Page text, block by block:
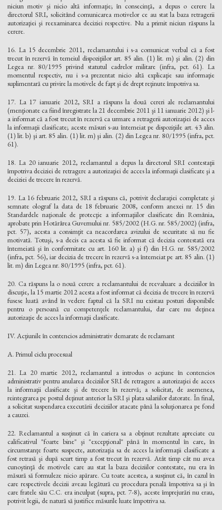
niciun motiv şi nicio altă informaţie; în consecinţă, a depus o cerere la
directorul SRI, solicitând comunicarea motivelor ce au stat la baza retragerii
autorizaţiei şi reexaminarea deciziei respective. Nu a primit niciun răspuns la
cerere.
16. La 15 decembrie 2011, reclamantului i s-a comunicat verbal că a fost
trecut în rezervă în temeiul dispoziţiilor art. 85 alin. (1) lit. m) şi alin. (2) din
Legea nr. 80/1995 privind statutul cadrelor militare (infra, pct. 61). La
momentul respectiv, nu i s-a prezentat nicio altă explicaţie sau informaţie
suplimentară cu privire la motivele de fapt şi de drept reţinute împotriva sa.
17. La 17 ianuarie 2012, SRI a răspuns la două cereri ale reclamantului
(menţionate ca fiind înregistrate la 21 decembrie 2011 şi 11 ianuarie 2012) şi l-
a informat că a fost trecut în rezervă ca urmare a retragerii autorizaţiei de acces
la informaţii clasificate; aceste măsuri s-au întemeiat pe dispoziţiile art. 43 alin.
(1) lit. b) şi art. 85 alin. (1) lit. m) şi alin. (2) din Legea nr. 80/1995 (infra, pct.
61).
18. La 20 ianuarie 2012, reclamantul a depus la directorul SRI contestaţii
împotriva deciziei de retragere a autorizaţiei de acces la informaţii clasificate şi a
deciziei de trecere în rezervă.
19. La 16 februarie 2012, SRI a răspuns că, potrivit declaraţiei completate şi
semnate olograf la data de 18 februarie 2008, conform anexei nr. 15 din
Standardele naţionale de protecţie a informaţiilor clasificate din România,
aprobate prin Hotărârea Guvernului nr. 585/2002 (H.G. nr. 585/2002) (infra,
pct. 57), acesta a consimţit ca neacordarea avizului de securitate să nu fie
motivată. Totuşi, s-a decis ca acesta să fie informat că decizia contestată era
întemeiată şi în conformitate cu art. 160 lit. a) şi f) din H.G. nr. 585/2002
(infra, pct. 56), iar decizia de trecere în rezervă s-a întemeiat pe art. 85 alin. (1)
lit. m) din Legea nr. 80/1995 (infra, pct. 61).
20. Ca răspuns la o nouă cerere a reclamantului de reevaluare a deciziilor în
discuţie, la 15 martie 2012 acesta a fost informat că decizia de trecere în rezervă
fusese luată având în vedere faptul că la SRI nu existau posturi disponibile
pentru o persoană cu competenţele reclamantului, dar care nu deţinea
autorizaţie de acces la informaţii clasificate.
IV. Acţiunile în contencios administrativ demarate de reclamant
A. Primul ciclu procesual
21. La 20 martie 2012, reclamantul a introdus o acţiune în contencios
administrativ pentru anularea deciziilor SRI de retragere a autorizaţiei de acces
la informaţii clasificate şi de trecere în rezervă; a solicitat, de asemenea,
reintegrarea pe postul deţinut anterior la SRI şi plata salariilor datorate. În final,
a solicitat suspendarea executării deciziilor atacate până la soluţionarea pe fond
a cauzei.
22. Reclamantul a susţinut că în cariera sa a obţinut rezultate apreciate cu
calificativul "foarte bine" şi "excepţional" până în momentul în care, în
circumstanţe foarte suspecte, autorizaţia sa de acces la informaţii clasificate a
fost retrasă şi după scurt timp a fost trecut în rezervă. Atât timp cât nu avea
cunoştinţă de motivele care au stat la baza deciziilor contestate, nu era în
măsură să formuleze nicio apărare. Cu toate acestea, a susţinut că, în cazul în
care respectivele decizii aveau legătură cu procedura penală împotriva sa şi în
care fratele său C.C. era inculpat (supra, pct. 7-8), aceste împrejurări nu erau,
potrivit legii, de natură să justifice măsurile luate împotriva sa.